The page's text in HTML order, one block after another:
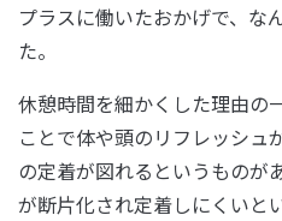
プラスに働いたおかげで、な
た。
休憩時間を細かくした理由の
ことで体や頭のリフレッシュ
の定着が図れるというものが
が断片化され定着しにくいと